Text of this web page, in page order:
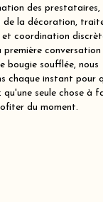
des prestataires,
de la décoration,
et coordination
première conversation
bougie soufflée, nous
chaque instant pour
qu'une seule chose à
du moment.